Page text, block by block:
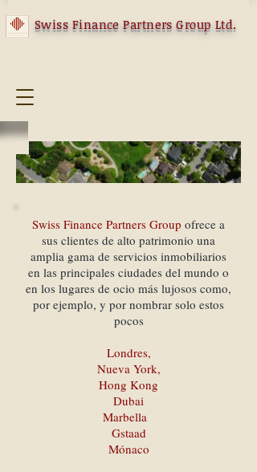
Swiss Finance Partners Group Ltd.
Swiss Finance Partners Group ofrece a
sus clientes de alto patrimonio una
amplia gama de servicios inmobiliarios
en las principales ciudades del mundo o
en los lugares de ocio más lujosos como,
por ejemplo, y por nombrar solo estos
pocos
Londres,
Nueva York,
Hong Kong
Dubai
Marbella
Gstaad
Mónaco